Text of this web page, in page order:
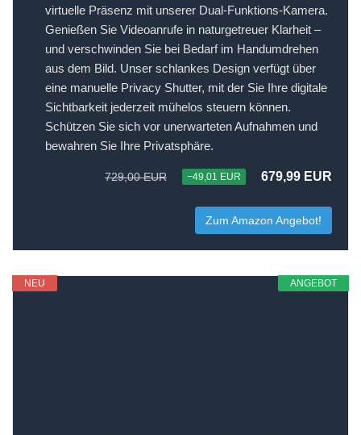
virtuelle Präsenz mit unserer Dual-Funktions-Kamera.
Genießen Sie Videoanrufe in naturgetreuer Klarheit –
und verschwinden Sie bei Bedarf im Handumdrehen
aus dem Bild. Unser schlankes Design verfügt über
eine manuelle Privacy Shutter, mit der Sie Ihre digitale
Sichtbarkeit jederzeit mühelos steuern können.
Schützen Sie sich vor unerwarteten Aufnahmen und
bewahren Sie Ihre Privatsphäre.
729,00 EUR −49,01 EUR 679,99 EUR
Zum Amazon Angebot!
ANGEBOT
NEU